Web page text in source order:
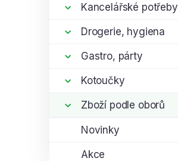
Kancelářské potřeby
Drogerie, hygiena
Gastro, párty
Kotoučky
Zboží podle oborů
Novinky
Akce